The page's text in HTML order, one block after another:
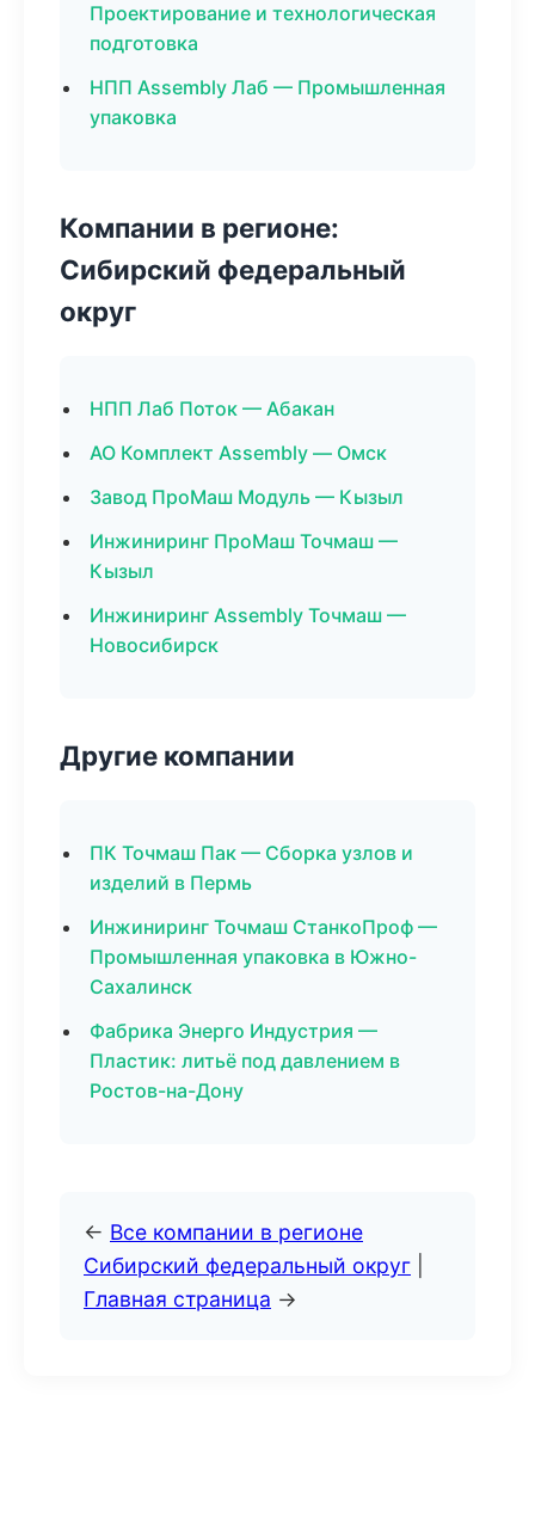
Проектирование и технологическая
подготовка
НПП Assembly Лаб — Промышленная
упаковка
Компании в регионе:
Сибирский федеральный
округ
НПП Лаб Поток — Абакан
АО Комплект Assembly — Омск
Завод ПроМаш Модуль — Кызыл
Инжиниринг ПроМаш Точмаш —
Кызыл
Инжиниринг Assembly Точмаш —
Новосибирск
Другие компании
ПК Точмаш Пак — Сборка узлов и
изделий в Пермь
Инжиниринг Точмаш СтанкоПроф —
Промышленная упаковка в Южно-
Сахалинск
Фабрика Энерго Индустрия —
Пластик: литьё под давлением в
Ростов-на-Дону
← Все компании в регионе
Сибирский федеральный округ
Главная страница →